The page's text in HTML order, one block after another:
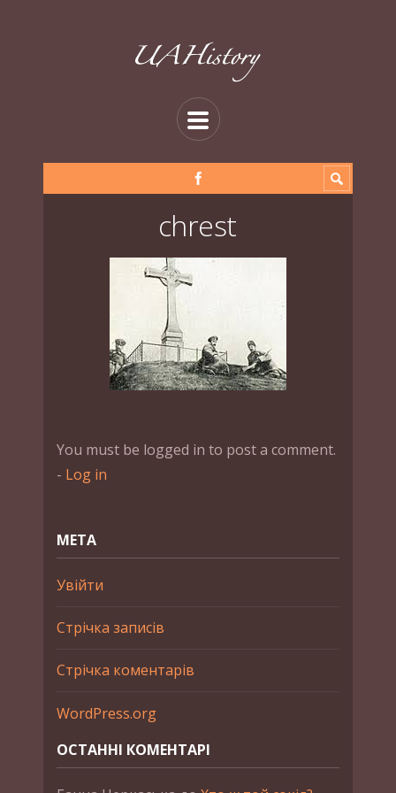
chrest
You must be logged in to post a comment.
- Log in
МЕТА
Увійти
Стрічка записів
Стрічка коментарів
WordPress.org
ОСТАННІ КОМЕНТАРІ